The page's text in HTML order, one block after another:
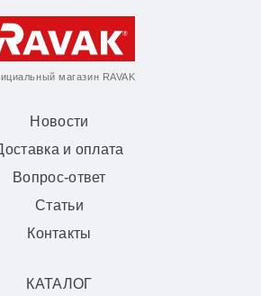
магазин RAVAK
Новости
и оплата
Вопрос-ответ
Статьи
Контакты
КАТАЛОГ